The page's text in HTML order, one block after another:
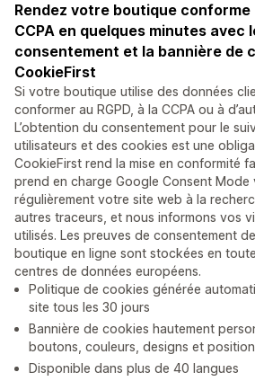
Rendez votre boutique conforme
CCPA en quelques minutes avec
consentement et la bannière de
CookieFirst
Si votre boutique utilise des données
conformer au RGPD, à la CCPA ou à
L’obtention du consentement pour le
utilisateurs et des cookies est une
CookieFirst rend la mise en conformité
prend en charge Google Consent Mode
régulièrement votre site web à la
autres traceurs, et nous informons vos
utilisés. Les preuves de consentement
boutique en ligne sont stockées en
centres de données européens.
Politique de cookies générée
site tous les 30 jours
Bannière de cookies hautement
boutons, couleurs, designs et
Disponible dans plus de 40 langues